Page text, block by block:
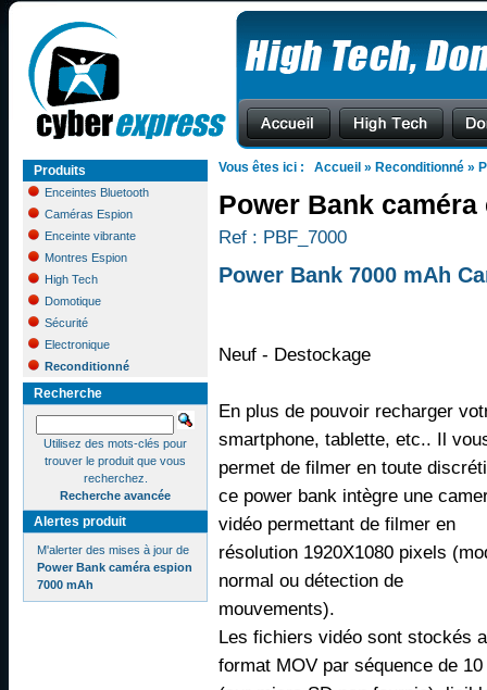
Vous êtes ici : Accueil » Reconditionné »
Power Bank
Ref : PBF_7000
Power Bank 7000 mAh
Neuf - Destockage
En plus de pouvoir recharger
smartphone, tablette, etc.. Il
permet de filmer en toute
ce power bank intègre une
vidéo permettant de filmer en
résolution 1920X1080 pixels
normal ou détection de
mouvements).
Les fichiers vidéo sont stockés
format MOV par séquence de 10
Produits
Enceintes Bluetooth
Caméras Espion
Enceinte vibrante
Montres Espion
High Tech
Domotique
Sécurité
Electronique
Reconditionné
Recherche
Utilisez des mots-clés pour
trouver le produit que vous
recherchez.
Recherche avancée
Alertes produit
M'alerter des mises à jour de
Power Bank caméra espion
7000 mAh